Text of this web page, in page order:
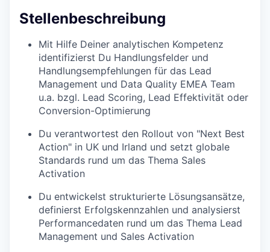
Stellenbeschreibung
Mit Hilfe Deiner analytischen Kompetenz
identifizierst Du Handlungsfelder und
Handlungsempfehlungen für das Lead
Management und Data Quality EMEA Team
u.a. bzgl. Lead Scoring, Lead Effektivität oder
Conversion-Optimierung
Du verantwortest den Rollout von "Next Best
Action" in UK und Irland und setzt globale
Standards rund um das Thema Sales
Activation
Du entwickelst strukturierte Lösungsansätze,
definierst Erfolgskennzahlen und analysierst
Performancedaten rund um das Thema Lead
Management und Sales Activation